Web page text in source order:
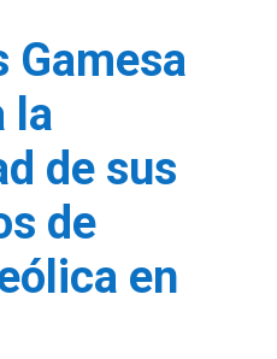
Gamesa
la
de sus
de
en